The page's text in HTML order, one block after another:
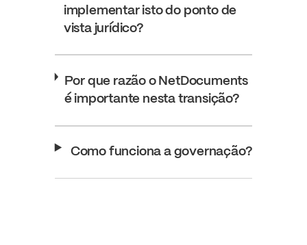
implementar isto do ponto de
vista jurídico?
Por que razão o NetDocuments
é importante nesta transição?
Como funciona a governação?